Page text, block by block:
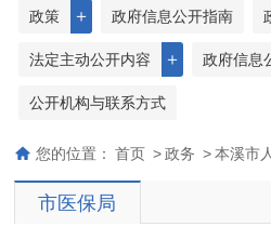
＋
政策 政府信息公开指南
＋
法定主动公开内容 政府信息
公开机构与联系方式
您的位置： 首页 > 政务 > 本溪市
市医保局